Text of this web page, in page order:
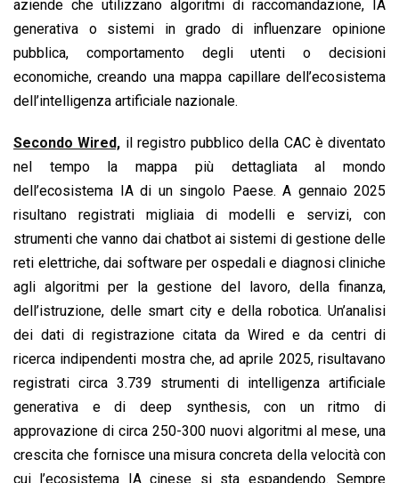
aziende che utilizzano algoritmi di raccomandazione, IA
generativa o sistemi in grado di influenzare opinione
pubblica, comportamento degli utenti o decisioni
economiche, creando una mappa capillare dell’ecosistema
dell’intelligenza artificiale nazionale.
Secondo Wired, il registro pubblico della CAC è diventato
nel tempo la mappa più dettagliata al mondo
dell’ecosistema IA di un singolo Paese. A gennaio 2025
risultano registrati migliaia di modelli e servizi, con
strumenti che vanno dai chatbot ai sistemi di gestione delle
reti elettriche, dai software per ospedali e diagnosi cliniche
agli algoritmi per la gestione del lavoro, della finanza,
dell’istruzione, delle smart city e della robotica. Un’analisi
dei dati di registrazione citata da Wired e da centri di
ricerca indipendenti mostra che, ad aprile 2025, risultavano
registrati circa 3.739 strumenti di intelligenza artificiale
generativa e di deep synthesis, con un ritmo di
approvazione di circa 250-300 nuovi algoritmi al mese, una
crescita che fornisce una misura concreta della velocità con
cui l’ecosistema IA cinese si sta espandendo. Sempre